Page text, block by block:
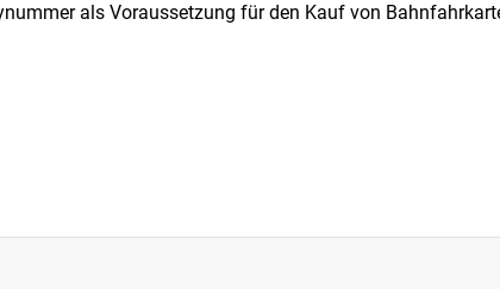
als Voraussetzung für den Kauf von